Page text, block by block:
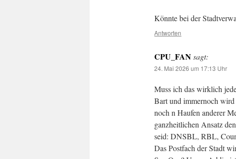
Könnte bei der
Antworten
CPU_FAN sagt:
24. Mai 2026 um 17:13 Uhr
Muss ich das wirklich
Bart und immernoch
noch n Haufen anderer
ganzheitlichen Ansatz
seid: DNSBL, RBL,
Das Postfach der Stadt